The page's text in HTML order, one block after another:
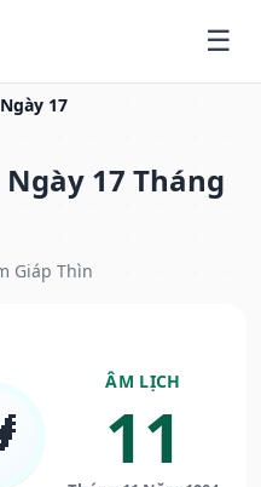
Ngày 17
17 Tháng
Giáp Thìn
ÂM LỊCH
11